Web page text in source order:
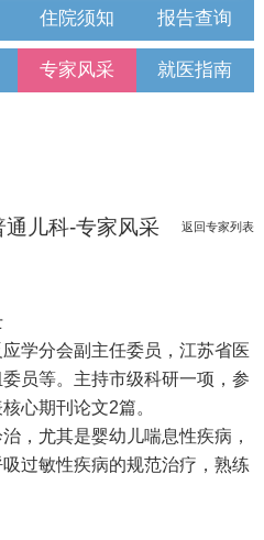
住院须知 报告查询
专家风采 就医指南
通儿科-专家风采 返回专家列表
学分会副主任委员，江苏省医
员等。主持市级科研一项，参
心期刊论文2篇。
，尤其是婴幼儿喘息性疾病，
过敏性疾病的规范治疗，熟练